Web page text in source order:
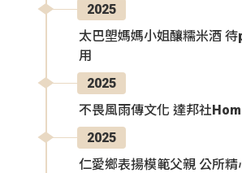
2025
太巴塱媽媽小姐釀糯米酒
用
2025
不畏風雨傳文化 達邦社
2025
仁愛鄉表揚模範父親 公所精